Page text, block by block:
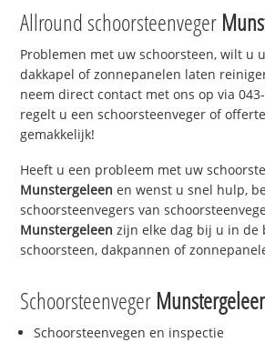
Allround schoorsteenveger
Problemen met uw schoorsteen, wilt u
dakkapel of zonnepanelen laten
neem direct contact met ons op via
regelt u een schoorsteenveger of
gemakkelijk!
Heeft u een probleem met uw
Munstergeleen en wenst u snel hulp,
schoorsteenvegers van
Munstergeleen zijn elke dag bij u in de
schoorsteen, dakpannen of
Schoorsteenveger
Schoorsteenvegen en inspectie